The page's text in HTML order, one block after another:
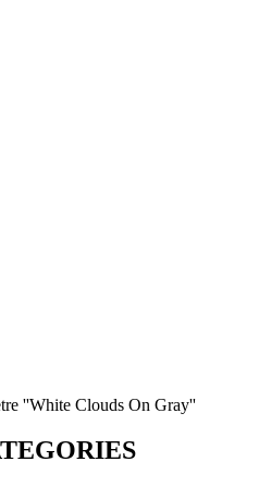
''White Clouds On Gray''